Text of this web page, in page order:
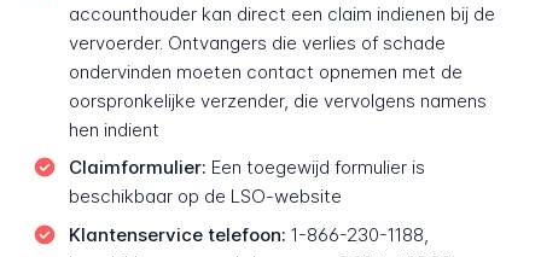
accounthouder kan direct een claim indienen bij de
vervoerder. Ontvangers die verlies of schade
ondervinden moeten contact opnemen met de
oorspronkelijke verzender, die vervolgens namens
hen indient
Claimformulier: Een toegewijd formulier is
beschikbaar op de LSO-website
Klantenservice telefoon: 1-866-230-1188,